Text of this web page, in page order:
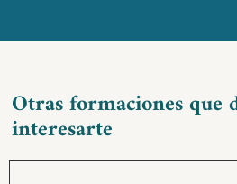
Otras formaciones que
interesarte